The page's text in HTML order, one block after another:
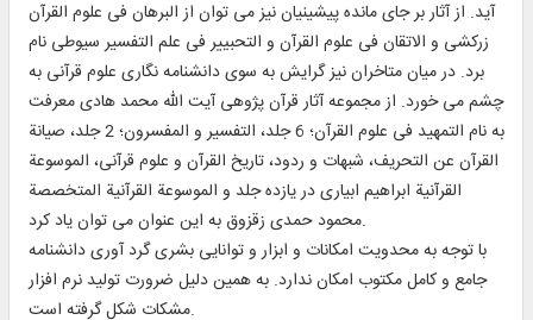
آيد. از آثار بر جاى مانده پيشينيان نيز مى توان از البرهان فى علوم القرآن
زركشى و الاتقان فى علوم القرآن و التحبيير فى علم التفسير سيوطى نام
برد. در ميان متاخران نيز گرايش به سوى دانشنامه نگارى علوم قرآنى به
چشم مى خورد. از مجموعه آثار قرآن پژوهى آيت الله محمد هادى معرفت
به نام التمهيد فى علوم القرآن؛ 6 جلد، التفسير و المفسرون؛ 2 جلد، صيانة
القرآن عن التحريف، شبهات و ردود، تاريخ القرآن و علوم قرآنى، الموسوعة
القرآنية ابراهيم ابيارى در يازده جلد و الموسوعة القرآنية المتخصصة
محمود حمدى زقزوق به اين عنوان مى توان ياد كرد.
با توجه به محدويت امكانات و ابزار و توانايى بشرى گرد آورى دانشنامه
جامع و كامل مكتوب امكان ندارد. به همين دليل ضرورت توليد نرم افزار
مشكات شكل گرفته است.